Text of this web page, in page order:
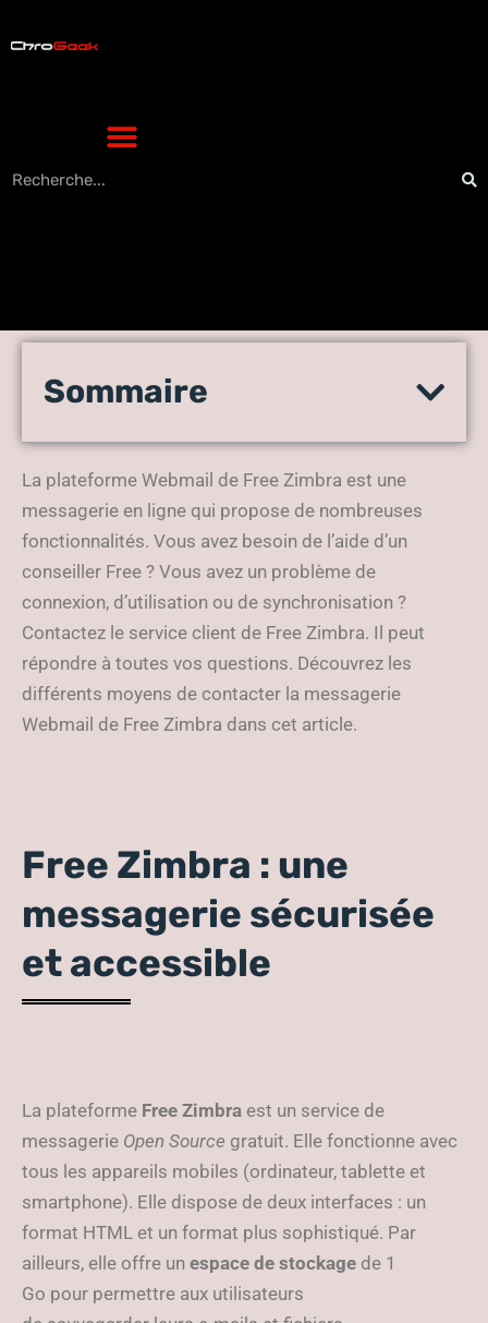
Des astuces pour contacter
Free Zimbra
Sommaire
La plateforme Webmail de Free Zimbra est une
messagerie en ligne qui propose de nombreuses
fonctionnalités. Vous avez besoin de l’aide d’un
conseiller Free ? Vous avez un problème de
connexion, d’utilisation ou de synchronisation ?
Contactez le service client de Free Zimbra. Il peut
répondre à toutes vos questions. Découvrez les
différents moyens de contacter la messagerie
Webmail de Free Zimbra dans cet article.
Free Zimbra : une
messagerie sécurisée
et accessible
La plateforme Free Zimbra est un service de
messagerie Open Source gratuit. Elle fonctionne avec
tous les appareils mobiles (ordinateur, tablette et
smartphone). Elle dispose de deux interfaces : un
format HTML et un format plus sophistiqué. Par
ailleurs, elle offre un espace de stockage de 1
Go pour permettre aux utilisateurs